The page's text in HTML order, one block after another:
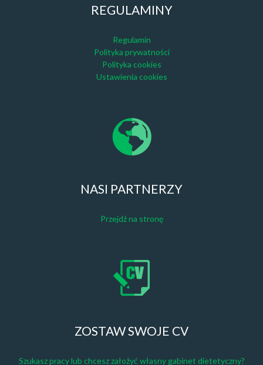
REGULAMINY
Regulamin
Polityka prywatności
Polityka cookies
Ustawienia cookies
NASI PARTNERZY
Przejdź na stronę
ZOSTAW SWOJE CV
Szukasz pracy lub chcesz założyć własny gabinet dietetyczny?